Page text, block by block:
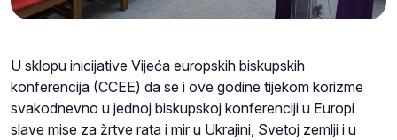
U sklopu inicijative Vijeća europskih biskupskih
konferencija (CCEE) da se i ove godine tijekom korizme
svakodnevno u jednoj biskupskoj konferenciji u Europi
slave mise za žrtve rata i mir u Ukrajini, Svetoj zemlji i u